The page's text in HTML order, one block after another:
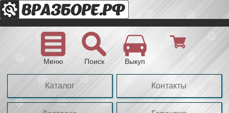
Меню Поиск Выкуп
Каталог Контакты